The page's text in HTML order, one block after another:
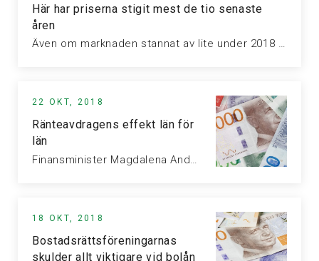
Här har priserna stigit mest de tio senaste
åren
Även om marknaden stannat av lite under 2018 har priserna rusat de…
22 OKT, 2018
Ränteavdragens effekt län för
län
18 OKT, 2018
Bostadsrättsföreningarnas
skulder allt viktigare vid bolån